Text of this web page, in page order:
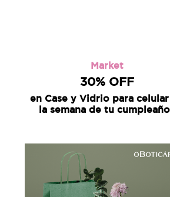
Market
30% OFF
en Case y Vidrio para
la semana de tu